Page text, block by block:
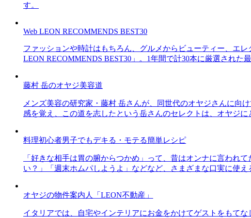
す。
Web LEON RECOMMENDS BEST30
ファッションや時計はもちろん、グルメからビューティー、エ
LEON RECOMMENDS BEST30」。1年間で計30本に厳選された
藤村 岳のオヤジ美容道
メンズ美容の研究家・藤村 岳さんが、同世代のオヤジさんに向
感を覚え、この道を志したという岳さんのセレクトは、オヤジに
料理初心者男子でもデキる・モテる簡単レシピ
「好きな相手は胃の腑からつかめ」って、昔はオンナに言われ
い？」「週末ホムパしようよ」などなど、さまざまな口実に使
オヤジの物件案内人「LEON不動産」
イタリアでは、自宅やインテリアにお金をかけてゲストをもて